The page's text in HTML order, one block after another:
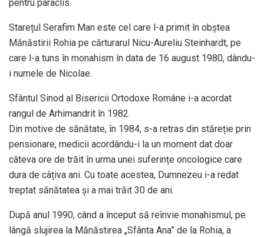
pentru paraclis.
Starețul Serafim Man este cel care l-a primit în obștea
Mănăstirii Rohia pe cărturarul Nicu-Aureliu Steinhardt, pe
care l-a tuns în monahism în data de 16 august 1980, dându-
i numele de Nicolae.
Sfântul Sinod al Bisericii Ortodoxe Române i-a acordat
rangul de Arhimandrit în 1982.
Din motive de sănătate, în 1984, s-a retras din stăreție prin
pensionare, medicii acordându-i la un moment dat doar
câteva ore de trăit în urma unei suferințe oncologice care
dura de câțiva ani. Cu toate acestea, Dumnezeu i-a redat
treptat sănătatea și a mai trăit 30 de ani.
După anul 1990, când a început să reînvie monahismul, pe
lângă slujirea la Mănăstirea „Sfânta Ana” de la Rohia, a